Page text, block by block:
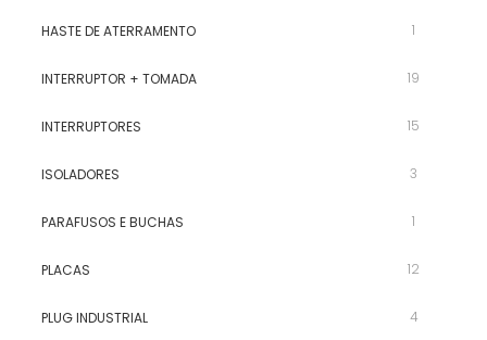
HASTE DE ATERRAMENTO 1
INTERRUPTOR + TOMADA 19
INTERRUPTORES 15
ISOLADORES 3
PARAFUSOS E BUCHAS 1
PLACAS 12
PLUG INDUSTRIAL 4